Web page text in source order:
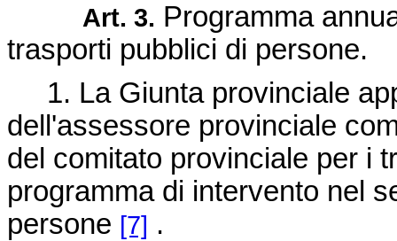
Art. 3. Programma
trasporti pubblici di persone.
1. La Giunta provinciale
dell'assessore provinciale
del comitato provinciale per i
programma di intervento nel
persone [7] .